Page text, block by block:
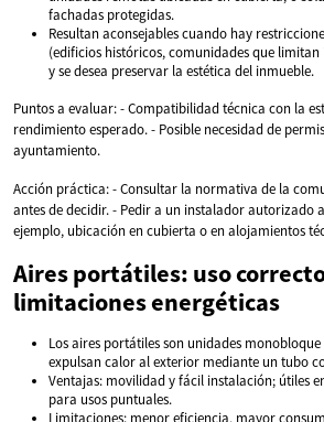
fachadas protegidas.
Resultan aconsejables cuando hay
(edificios históricos, comunidades que
y se desea preservar la estética del inmueble.
Puntos a evaluar: - Compatibilidad técnica con la
rendimiento esperado. - Posible necesidad de
ayuntamiento.
Acción práctica: - Consultar la normativa de la
antes de decidir. - Pedir a un instalador autorizado
ejemplo, ubicación en cubierta o en alojamientos
Aires portátiles: uso
limitaciones energéticas
Los aires portátiles son unidades
expulsan calor al exterior mediante un tubo
Ventajas: movilidad y fácil instalación; útiles
para usos puntuales.
Limitaciones: menor eficiencia, mayor